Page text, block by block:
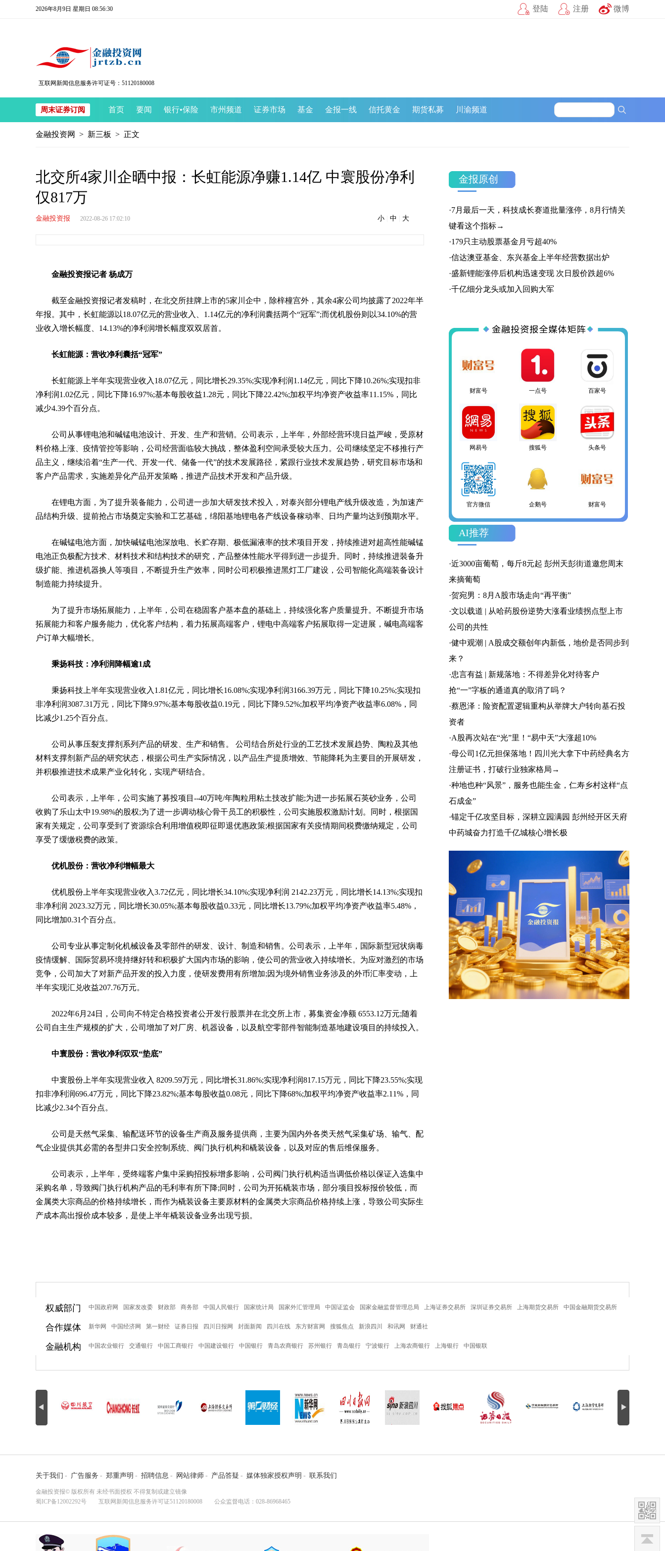
2026年8月9日 星期日 08:56:30 登陆 注册 微博
互联网新闻信息服务许可证号：51120180008
周末证券订阅 首页 要闻 银行•保险 市州频道 证券市场 基金 金报一线 信托黄金 期货私募 川渝频道
金融投资网 > 新三板 > 正文
北交所4家川企晒中报：长虹能源净赚1.14亿 中寰股份净利
仅817万
金融投资报 2022-08-26 17:02:10 小 中 大
金融投资报记者 杨成万
截至金融投资报记者发稿时，在北交所挂牌上市的5家川企中，除梓橦宫外，其余4家公司均披露了2022年半
年报。其中，长虹能源以18.07亿元的营业收入、1.14亿元的净利润囊括两个“冠军”;而优机股份则以34.10%的营
业收入增长幅度、14.13%的净利润增长幅度双双居首。
长虹能源：营收净利囊括“冠军”
长虹能源上半年实现营业收入18.07亿元，同比增长29.35%;实现净利润1.14亿元，同比下降10.26%;实现扣非
净利润1.02亿元，同比下降16.97%;基本每股收益1.28元，同比下降22.42%;加权平均净资产收益率11.15%，同比
减少4.39个百分点。
公司从事锂电池和碱锰电池设计、开发、生产和营销。公司表示，上半年，外部经营环境日益严峻，受原材
料价格上涨、疫情管控等影响，公司经营面临较大挑战，整体盈利空间承受较大压力。公司继续坚定不移推行产
品主义，继续沿着“生产一代、开发一代、储备一代”的技术发展路径，紧跟行业技术发展趋势，研究目标市场和
客户产品需求，实施差异化产品开发策略，推进产品技术开发和产品升级。
在锂电方面，为了提升装备能力，公司进一步加大研发技术投入，对泰兴部分锂电产线升级改造，为加速产
品结构升级、提前抢占市场奠定实验和工艺基础，绵阳基地锂电各产线设备稼动率、日均产量均达到预期水平。
在碱锰电池方面，加快碱锰电池深放电、长贮存期、极低漏液率的技术项目开发，持续推进对超高性能碱锰
电池正负极配方技术、材料技术和结构技术的研究，产品整体性能水平得到进一步提升。同时，持续推进裝备升
级扩能、推进机器换人等项目，不断提升生产效率，同时公司积极推进黑灯工厂建设，公司智能化高端装备设计
制造能力持续提升。
为了提升市场拓展能力，上半年，公司在稳固客户基本盘的基础上，持续强化客户质量提升。不断提升市场
拓展能力和客户服务能力，优化客户结构，着力拓展高端客户，锂电中高端客户拓展取得一定进展，碱电高端客
户订单大幅增长。
秉扬科技：净利润降幅逾1成
秉扬科技上半年实现营业收入1.81亿元，同比增长16.08%;实现净利润3166.39万元，同比下降10.25%;实现扣
非净利润3087.31万元，同比下降9.97%;基本每股收益0.19元，同比下降9.52%;加权平均净资产收益率6.08%，同
比减少1.25个百分点。
公司从事压裂支撑剂系列产品的研发、生产和销售。 公司结合所处行业的工艺技术发展趋势、陶粒及其他
材料支撑剂新产品的研究状态，根据公司生产实际情况，以产品生产提质增效、节能降耗为主要目的开展研发，
并积极推进技术成果产业化转化，实现产研结合。
公司表示，上半年，公司实施了募投项目--40万吨/年陶粒用粘土技改扩能;为进一步拓展石英砂业务，公司
收购了乐山太中19.98%的股权;为了进一步调动核心骨干员工的积极性，公司实施股权激励计划。同时，根据国
家有关规定，公司享受到了资源综合利用增值税即征即退优惠政策;根据国家有关疫情期间税费缴纳规定，公司
享受了缓缴税费的政策。
优机股份：营收净利增幅最大
优机股份上半年实现营业收入3.72亿元，同比增长34.10%;实现净利润 2142.23万元，同比增长14.13%;实现扣
非净利润 2023.32万元，同比增长30.05%;基本每股收益0.33元，同比增长13.79%;加权平均净资产收益率5.48%，
同比增加0.31个百分点。
公司专业从事定制化机械设备及零部件的研发、设计、制造和销售。公司表示，上半年，国际新型冠状病毒
疫情缓解、国际贸易环境持继好转和积极扩大国内市场的影响，使公司的营业收入持续增长。为应对激烈的市场
竞争，公司加大了对新产品开发的投入力度，使研发费用有所增加;因为境外销售业务涉及的外币汇率变动，上
半年实现汇兑收益207.76万元。
2022年6月24日，公司向不特定合格投资者公开发行股票并在北交所上市，募集资金净额 6553.12万元;随着
公司自主生产规模的扩大，公司增加了对厂房、机器设备，以及航空零部件智能制造基地建设项目的持续投入。
中寰股份：营收净利双双“垫底”
中寰股份上半年实现营业收入 8209.59万元，同比增长31.86%;实现净利润817.15万元，同比下降23.55%;实现
扣非净利润696.47万元，同比下降23.82%;基本每股收益0.08元，同比下降68%;加权平均净资产收益率2.11%，同
比减少2.34个百分点。
公司是天然气采集、输配送环节的设备生产商及服务提供商，主要为国内外各类天然气采集矿场、输气、配
气企业提供其必需的各型井口安全控制系统、阀门执行机构和橇装设备，以及对应的售后维保服务。
公司表示，上半年，受终端客户集中采购招投标增多影响，公司阀门执行机构适当调低价格以保证入选集中
采购名单，导致阀门执行机构产品的毛利率有所下降;同时，公司为开拓橇装市场，部分项目投标报价较低，而
金属类大宗商品的价格持续增长，而作为橇装设备主要原材料的金属类大宗商品价格持续上涨，导致公司实际生
产成本高出报价成本较多，是使上半年橇装设备业务出现亏损。
金报原创
·7月最后一天，科技成长赛道批量涨停，8月行情关
键看这个指标→
·179只主动股票基金月亏超40%
·信达澳亚基金、东兴基金上半年经营数据出炉
·盛新锂能涨停后机构迅速变现 次日股价跌超6%
·千亿细分龙头或加入回购大军
一点号
百家号 网易号 搜狐号
头条号 官方微信 企鹅号
财富号 一点号 百家号
网易号 搜狐号 头条号
官方微信 企鹅号 财富号
一点号 百家号 网易号
AI推荐
·近3000亩葡萄，每斤8元起 彭州天彭街道邀您周末
来摘葡萄
·贺宛男：8月A股市场走向“再平衡”
·文以载道 | 从哈药股份逆势大涨看业绩拐点型上市
公司的共性
·健中观潮 | A股成交额创年内新低，地价是否同步到
来？
·忠言有益 | 新规落地：不得差异化对待客户
抢“一”字板的通道真的取消了吗？
·蔡恩泽：险资配置逻辑重构从举牌大户转向基石投
资者
·A股再次站在“光”里！“易中天”大涨超10%
·母公司1亿元担保落地！四川光大拿下中药经典名方
注册证书，打破行业独家格局→
·种地也种“风景”，服务也能生金，仁寿乡村这样“点
石成金”
·锚定千亿攻坚目标，深耕立园满园 彭州经开区天府
中药城奋力打造千亿城核心增长极
权威部门 中国政府网 国家发改委 财政部 商务部 中国人民银行 国家统计局 国家外汇管理局 中国证监会 国家金融监督管理总局 上海证券交易所 深圳证券交易所 上海期货交易所 中国金融期货交易所
合作媒体 新华网 中国经济网 第一财经 证券日报 四川日报网 封面新闻 四川在线 东方财富网 搜狐焦点 新浪四川 和讯网 财通社
金融机构 中国农业银行 交通银行 中国工商银行 中国建设银行 中国银行 青岛农商银行 苏州银行 青岛银行 宁波银行 上海农商银行 上海银行 中国银联
关于我们 - 广告服务 - 郑重声明 - 招聘信息 - 网站律师 - 产品答疑 - 媒体独家授权声明 - 联系我们
金融投资报© 版权所有 未经书面授权 不得复制或建立镜像
蜀ICP备12002292号 互联网新闻信息服务许可证51120180008 公众监督电话：028-86968465